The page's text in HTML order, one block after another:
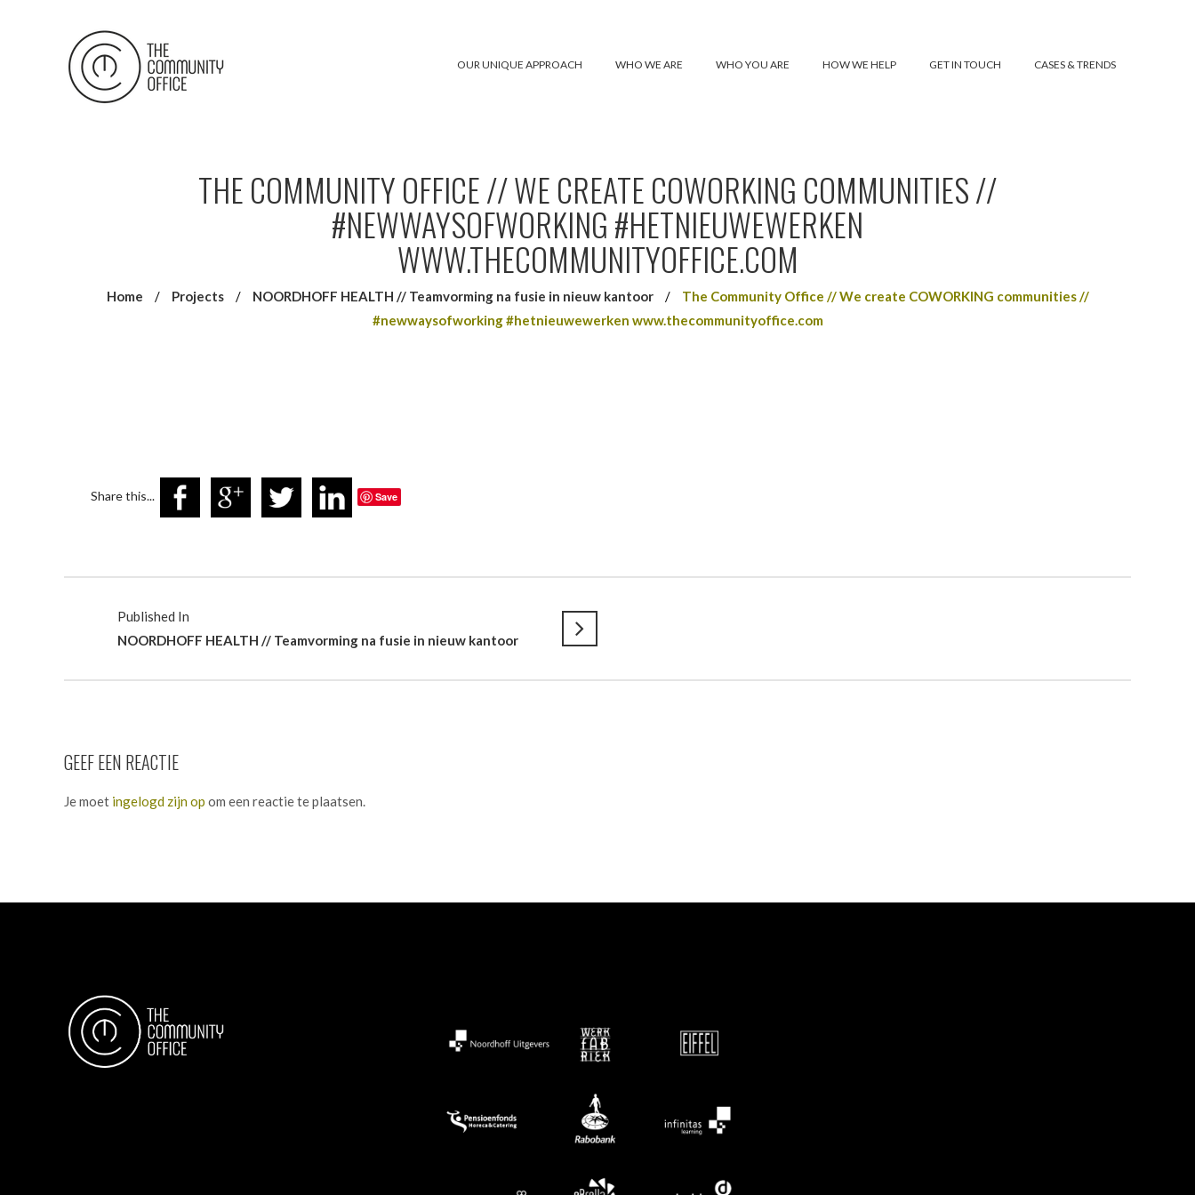
OUR UNIQUE APPROACH WHO WE ARE WHO YOU ARE HOW WE HELP GET IN TOUCH CASES & TRENDS
THE COMMUNITY OFFICE // WE CREATE COWORKING COMMUNITIES //
#NEWWAYSOFWORKING #HETNIEUWEWERKEN
WWW.THECOMMUNITYOFFICE.COM
Home / Projects / NOORDHOFF HEALTH // Teamvorming na fusie in nieuw kantoor /
The Community Office // We create COWORKING communities //
#newwaysofworking #hetnieuwewerken www.thecommunityoffice.com
Share this... Save
Published In
NOORDHOFF HEALTH // Teamvorming na fusie in nieuw kantoor
GEEF EEN REACTIE
Je moet ingelogd zijn op om een reactie te plaatsen.